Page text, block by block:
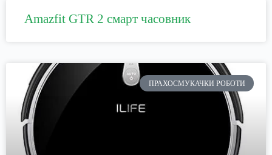
Amazfit GTR 2 смарт часовник
ПРАХОСМУКАЧКИ РОБОТИ